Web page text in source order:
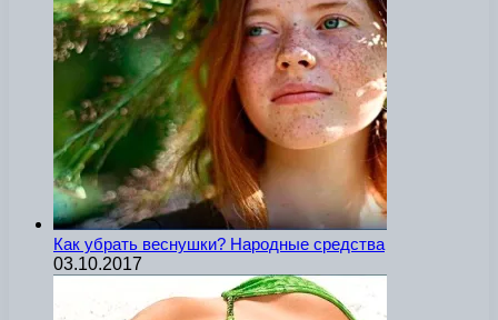
Как убрать веснушки? Народные средства
03.10.2017